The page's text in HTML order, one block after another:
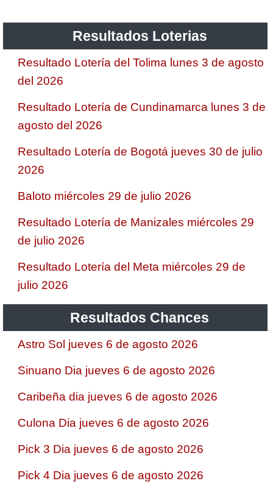
Resultados Loterias
Resultado Lotería del Tolima lunes 3 de agosto
del 2026
Resultado Lotería de Cundinamarca lunes 3 de
agosto del 2026
Resultado Lotería de Bogotá jueves 30 de julio
2026
Baloto miércoles 29 de julio 2026
Resultado Lotería de Manizales miércoles 29
de julio 2026
Resultado Lotería del Meta miércoles 29 de
julio 2026
Resultados Chances
Astro Sol jueves 6 de agosto 2026
Sinuano Dia jueves 6 de agosto 2026
Caribeña dia jueves 6 de agosto 2026
Culona Dia jueves 6 de agosto 2026
Pick 3 Dia jueves 6 de agosto 2026
Pick 4 Dia jueves 6 de agosto 2026